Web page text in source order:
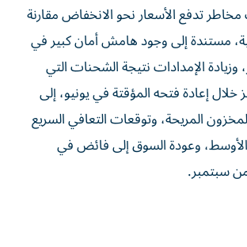
تدفع الأسعار نحو الانخفاض مقارنة
مستندة إلى وجود هامش أمان كبير في
وزيادة الإمدادات نتيجة الشحنات التي
إعادة فتحه المؤقتة في يونيو، إلى
المريحة، وتوقعات التعافي السريع
الأوسط، وعودة السوق إلى فائض في
من سبتمبر.